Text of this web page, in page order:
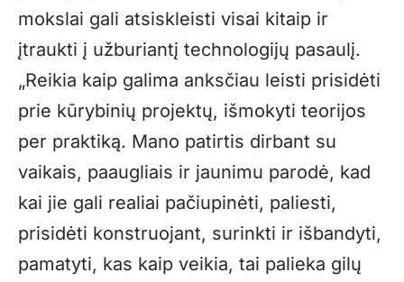
mokslai gali atsiskleisti visai kitaip ir
įtraukti į užburiantį technologijų pasaulį.
„Reikia kaip galima anksčiau leisti prisidėti
prie kūrybinių projektų, išmokyti teorijos
per praktiką. Mano patirtis dirbant su
vaikais, paaugliais ir jaunimu parodė, kad
kai jie gali realiai pačiupinėti, paliesti,
prisidėti konstruojant, surinkti ir išbandyti,
pamatyti, kas kaip veikia, tai palieka gilų